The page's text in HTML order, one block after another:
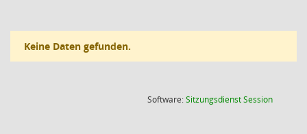
Keine Daten gefunden.
Software:SitzungsdienstSession(Wird in